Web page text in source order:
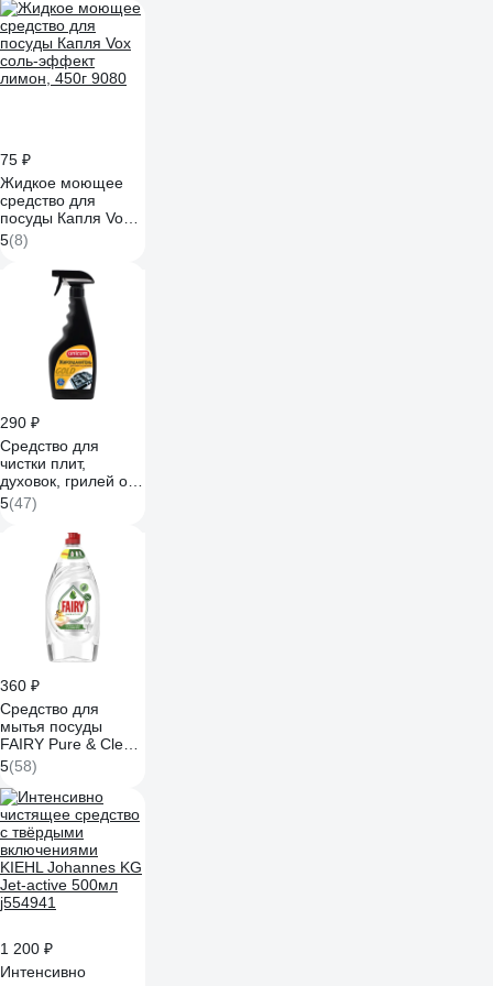
75 ₽
Жидкое моющее
средство для
посуды Капля Vox
соль-эффект
лимон, 450г 9080
5(8)
290 ₽
Средство для
чистки плит,
духовок, грилей от
жира/нагара 500 мл
UNICUM Gold,
спрей, 300032
5(47)
360 ₽
Средство для
мытья посуды
FAIRY Pure & Clean
900 мл 0001009703
5(58)
1 200 ₽
Интенсивно